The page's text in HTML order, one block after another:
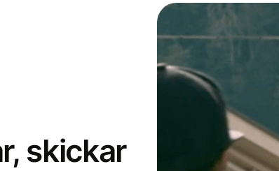
skickar